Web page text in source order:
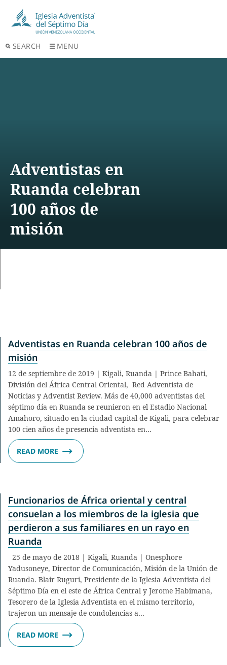
SEARCH MENU
Adventistas en
Ruanda celebran
100 años de
misión
Adventistas en Ruanda celebran 100 años de
misión
12 de septiembre de 2019 | Kigali, Ruanda | Prince Bahati,
División del África Central Oriental, Red Adventista de
Noticias y Adventist Review. Más de 40,000 adventistas del
séptimo día en Ruanda se reunieron en el Estadio Nacional
Amahoro, situado en la ciudad capital de Kigali, para celebrar
100 cien años de presencia adventista en…
READ MORE
Funcionarios de África oriental y central
consuelan a los miembros de la iglesia que
perdieron a sus familiares en un rayo en
Ruanda
25 de mayo de 2018 | Kigali, Ruanda | Onesphore
Yadusoneye, Director de Comunicación, Misión de la Unión de
Ruanda. Blair Ruguri, Presidente de la Iglesia Adventista del
Séptimo Día en el este de África Central y Jerome Habimana,
Tesorero de la Iglesia Adventista en el mismo territorio,
trajeron un mensaje de condolencias a…
READ MORE